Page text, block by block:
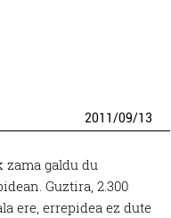
2011/09/13
zama galdu du
Guztira, 2.300
ere, errepidea ez dute